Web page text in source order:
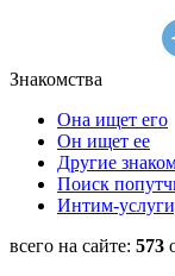
Знакомства
Она ищет его
Он ищет ее
Другие
Поиск
Интим-
всего на сайте: 573